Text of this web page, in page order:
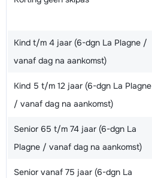
Kind t/m 4 jaar (6-dgn La Plagne /
vanaf dag na aankomst)
Kind 5 t/m 12 jaar (6-dgn La Plagne
/ vanaf dag na aankomst)
Senior 65 t/m 74 jaar (6-dgn La
Plagne / vanaf dag na aankomst)
Senior vanaf 75 jaar (6-dgn La